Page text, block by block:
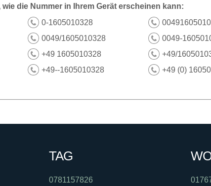
die Nummer in Ihrem Gerät erscheinen kann:
0-1605010328
0049/1605010328
0049-
+49 1605010328
+49/
+49--1605010328 +49 (0)
TAG
0781157826